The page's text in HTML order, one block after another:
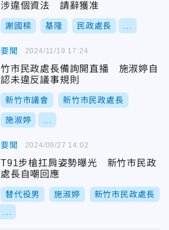
涉違個資法 請辭獲准
謝國樑 基隆 民政處長
要聞
竹市民政處長備詢開直播 施淑婷自
認未違反議事規則
新竹市議會 新竹市民政處長
施淑婷
2024/11/19 17:24
要聞
T91步槍扛肩姿勢曝光 新竹市民政
處長自嘲回應
替代役男 施淑婷 新竹市民政處長
2024/09/27 14:02